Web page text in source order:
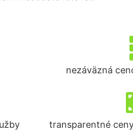
nezáväzná
transparentné